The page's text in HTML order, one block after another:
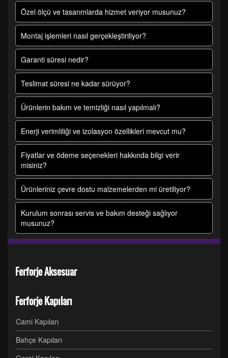
Özel ölçü ve tasarımlarda hizmet veriyor musunuz?
Montaj işlemleri nasıl gerçekleştiriliyor?
Garanti süresi nedir?
Teslimat süresi ne kadar sürüyor?
Ürünlerin bakım ve temizliği nasıl yapılmalı?
Enerji verimliliği ve izolasyon özellikleri mevcut mu?
Fiyatlar ve ödeme seçenekleri hakkında bilgi verir
misiniz?
Ürünleriniz çevre dostu malzemelerden mi üretiliyor?
Kurulum sonrası servis ve bakım desteği sağlıyor
musunuz?
Ferforje Aksesuar
Ferforje Kapıları
Cami Kapıları
Bahçe Kapıları